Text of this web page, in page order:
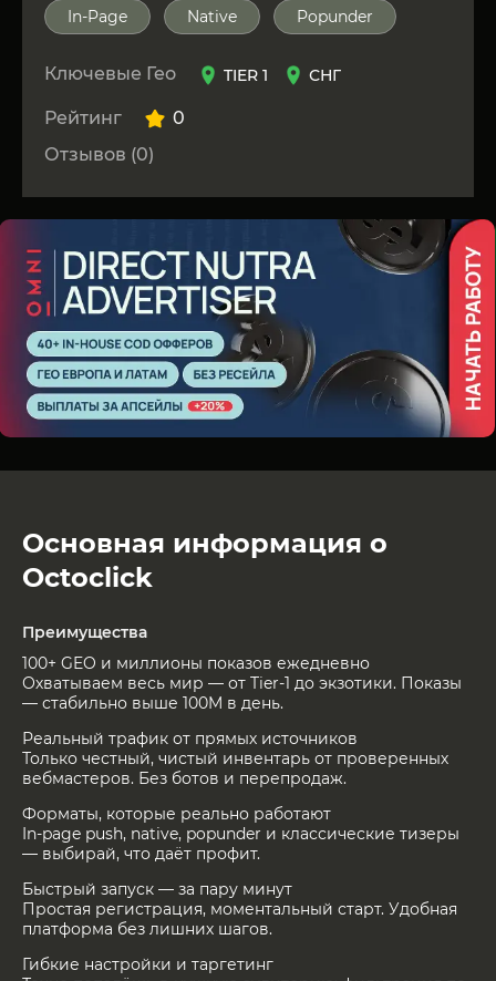
In-Page Native Popunder
Ключевые Гео TIER 1 СНГ
Рейтинг
0
Отзывов (0)
Основная информация о
Octoclick
Преимущества
100+ GEO и миллионы показов ежедневно
Охватываем весь мир — от Tier-1 до экзотики. Показы
— стабильно выше 100M в день.
Реальный трафик от прямых источников
Только честный, чистый инвентарь от проверенных
вебмастеров. Без ботов и перепродаж.
Форматы, которые реально работают
In-page push, native, popunder и классические тизеры
— выбирай, что даёт профит.
Быстрый запуск — за пару минут
Простая регистрация, моментальный старт. Удобная
платформа без лишних шагов.
Гибкие настройки и таргетинг